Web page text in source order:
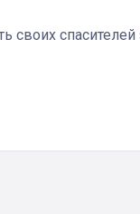
своих
мечту